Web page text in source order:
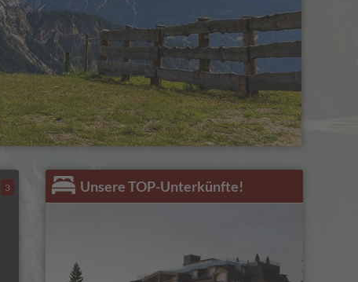
3 Unsere TOP-Unterkünfte!